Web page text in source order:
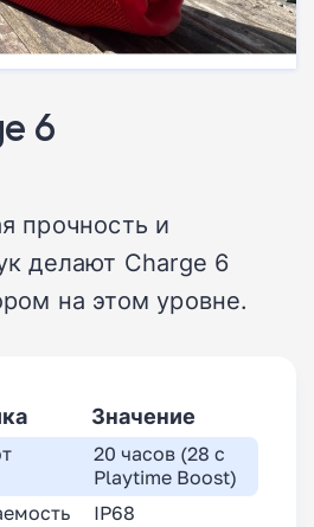
6
прочность и
делают Charge 6
на этом уровне.
Значение
20 часов (28 с
Playtime Boost)
IP68